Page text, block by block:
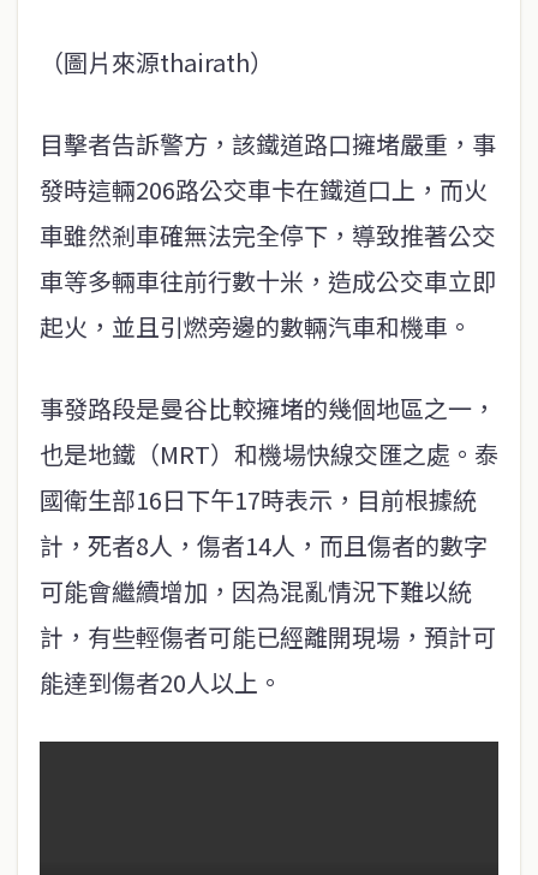
（圖片來源thairath）
目擊者告訴警方，該鐵道路口擁堵嚴重，事
發時這輛206路公交車卡在鐵道口上，而火
車雖然剎車確無法完全停下，導致推著公交
車等多輛車往前行數十米，造成公交車立即
起火，並且引燃旁邊的數輛汽車和機車。
事發路段是曼谷比較擁堵的幾個地區之一，
也是地鐵（MRT）和機場快線交匯之處。泰
國衛生部16日下午17時表示，目前根據統
計，死者8人，傷者14人，而且傷者的數字
可能會繼續增加，因為混亂情況下難以統
計，有些輕傷者可能已經離開現場，預計可
能達到傷者20人以上。